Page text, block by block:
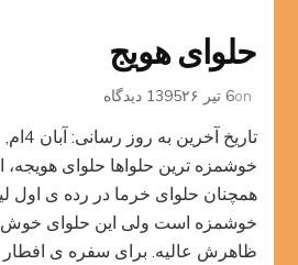
حلوای هویج
on6 تیر 1395 ۲۶ دیدگاه
هویج
خوشمزه ترین حلواها حلوای هویجه،
همچنان حلوای خرما در رده ی اول
خوشمزه است ولی این حلوای
ظاهرش عالیه. برای سفره ی